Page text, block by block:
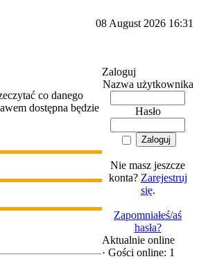
08 August 2026 16:31
co danego
dostępna będzie
Zaloguj
Nazwa użytkownika
Hasło
Nie masz jeszcze
konta? Zarejestruj
się.
Zapomniałeś/aś
hasła?
Aktualnie online
· Gości online: 1